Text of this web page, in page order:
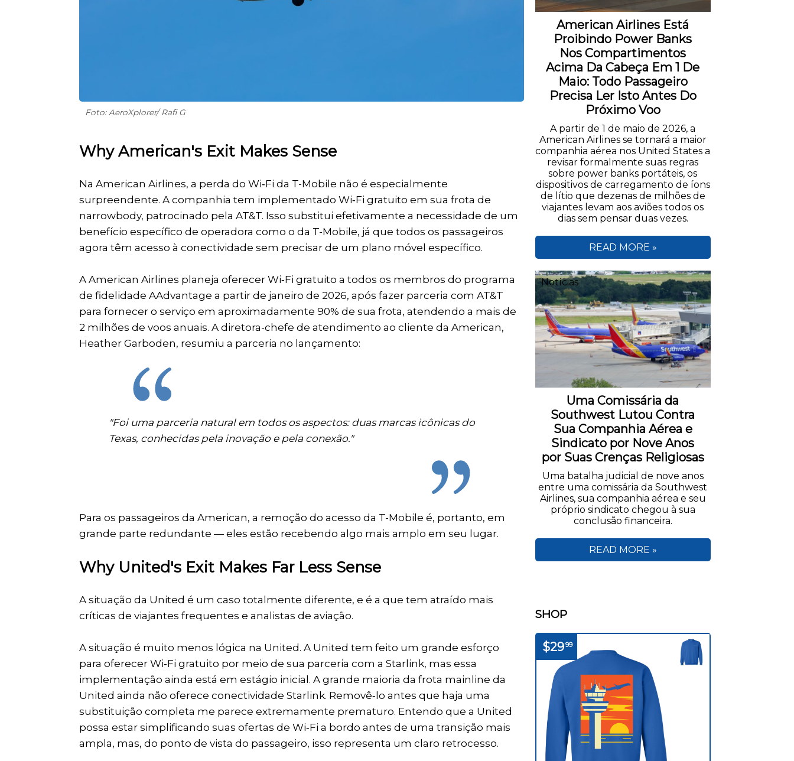
Foto: AeroXplorer/ Rafi G
Why American's Exit Makes Sense
Na American Airlines, a perda do Wi‑Fi da T-Mobile não é especialmente
surpreendente. A companhia tem implementado Wi‑Fi gratuito em sua frota de
narrowbody, patrocinado pela AT&T. Isso substitui efetivamente a necessidade de um
benefício específico de operadora como o da T-Mobile, já que todos os passageiros
agora têm acesso à conectividade sem precisar de um plano móvel específico.
A American Airlines planeja oferecer Wi‑Fi gratuito a todos os membros do programa
de fidelidade AAdvantage a partir de janeiro de 2026, após fazer parceria com AT&T
para fornecer o serviço em aproximadamente 90% de sua frota, atendendo a mais de
2 milhões de voos anuais. A diretora-chefe de atendimento ao cliente da American,
Heather Garboden, resumiu a parceria no lançamento:
"Foi uma parceria natural em todos os aspectos: duas marcas icônicas do
Texas, conhecidas pela inovação e pela conexão."
Para os passageiros da American, a remoção do acesso da T-Mobile é, portanto, em
grande parte redundante — eles estão recebendo algo mais amplo em seu lugar.
Why United's Exit Makes Far Less Sense
A situação da United é um caso totalmente diferente, e é a que tem atraído mais
críticas de viajantes frequentes e analistas de aviação.
A situação é muito menos lógica na United. A United tem feito um grande esforço
para oferecer Wi‑Fi gratuito por meio de sua parceria com a Starlink, mas essa
implementação ainda está em estágio inicial. A grande maioria da frota mainline da
United ainda não oferece conectividade Starlink. Removê‑lo antes que haja uma
substituição completa me parece extremamente prematuro. Entendo que a United
possa estar simplificando suas ofertas de Wi‑Fi a bordo antes de uma transição mais
ampla, mas, do ponto de vista do passageiro, isso representa um claro retrocesso.
American Airlines Está
Proibindo Power Banks
Nos Compartimentos
Acima Da Cabeça Em 1 De
Maio: Todo Passageiro
Precisa Ler Isto Antes Do
Próximo Voo
A partir de 1 de maio de 2026, a
American Airlines se tornará a maior
companhia aérea nos United States a
revisar formalmente suas regras
sobre power banks portáteis, os
dispositivos de carregamento de íons
de lítio que dezenas de milhões de
viajantes levam aos aviões todos os
dias sem pensar duas vezes.
READ MORE »
Uma Comissária da
Southwest Lutou Contra
Sua Companhia Aérea e
Sindicato por Nove Anos
por Suas Crenças Religiosas
Uma batalha judicial de nove anos
entre uma comissária da Southwest
Airlines, sua companhia aérea e seu
próprio sindicato chegou à sua
conclusão financeira.
Notícias
READ MORE »
SHOP
$2999